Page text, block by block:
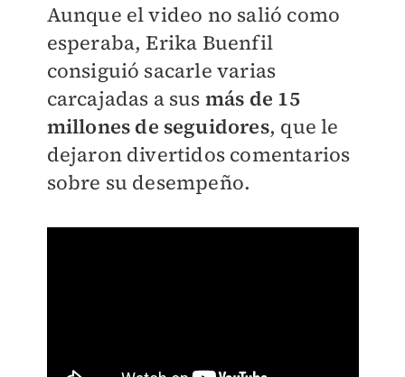
Aunque el video no salió como
esperaba, Erika Buenfil
consiguió sacarle varias
carcajadas a sus más de 15
millones de seguidores, que le
dejaron divertidos comentarios
sobre su desempeño.